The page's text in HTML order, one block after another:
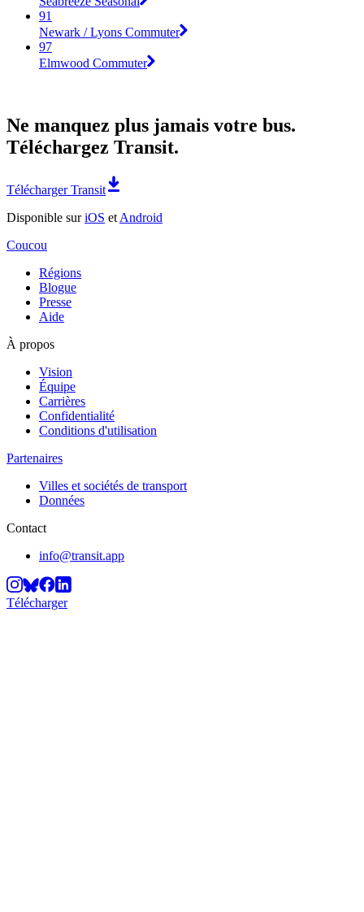
91
Newark / Lyons Commuter
97
Elmwood Commuter
Ne manquez plus jamais votre bus.
Téléchargez Transit.
Télécharger Transit
Disponible suriOS et Android
Coucou
Régions
Blogue
Presse
Aide
À propos
Vision
Équipe
Carrières
Confidentialité
Conditions d'utilisation
Partenaires
Villes et sociétés de transport
Données
Contact
info@transit.app
Télécharger